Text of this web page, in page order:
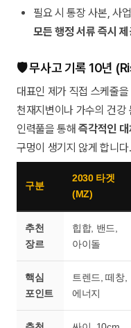
필요 시 통장 사본, 사
모든 행정 서류 즉시
🛡️ 무사고 기록 10년
대표인 제가 직접 스케줄
천재지변이나 가수의 건강
인력풀을 통해즉각적인
구멍이 생기지 않게 합니다.
구분
2030 타겟
(MZ)
추천
장르
힙합, 밴드,
아이돌
핵심
포인트
트렌드, 떼창,
에너지